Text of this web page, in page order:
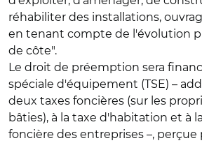
réhabiliter des installations,
en tenant compte de l'évolution
de côte".
Le droit de préemption sera
spéciale d'équipement (TSE) –
deux taxes foncières (sur les
bâties), à la taxe d'habitation et à
foncière des entreprises –, perçue